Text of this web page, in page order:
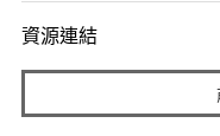
資源連結